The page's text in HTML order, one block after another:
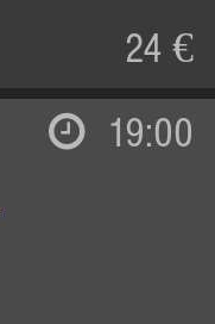
24 €
19:00